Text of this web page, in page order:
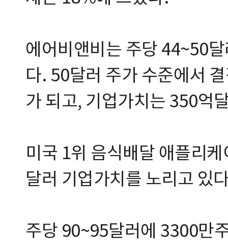
에어비앤비는 주당 44~50
다. 50달러 주가 수준에서
가 되고, 기업가치는 350억
미국 1위 음식배달 애플리
달러 기업가치를 노리고 있
주당 90~95달러에 3300만